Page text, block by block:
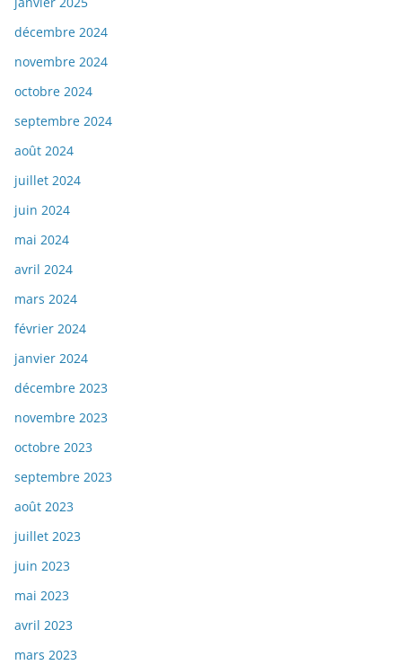
décembre 2024
novembre 2024
octobre 2024
septembre 2024
août 2024
juillet 2024
juin 2024
mai 2024
avril 2024
mars 2024
février 2024
janvier 2024
décembre 2023
novembre 2023
octobre 2023
septembre 2023
août 2023
juillet 2023
juin 2023
mai 2023
avril 2023
mars 2023